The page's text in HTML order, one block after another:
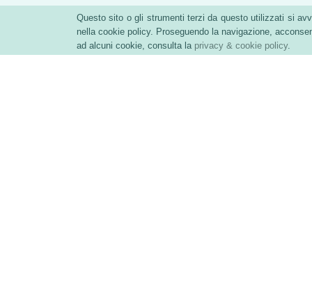
Questo sito o gli strumenti terzi da questo utilizzati si
nella cookie policy. Proseguendo la navigazione,
ad alcuni cookie, consulta la privacy & cookie policy.